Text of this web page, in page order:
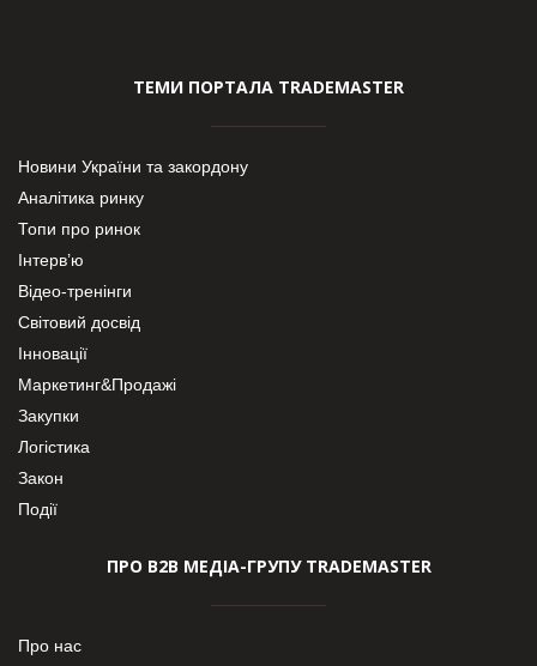
ТЕМИ ПОРТАЛА TRADEMASTER
Новини України та закордону
Аналітика ринку
Топи про ринок
Інтерв’ю
Відео-тренінги
Світовий досвід
Інновації
Маркетинг&Продажі
Закупки
Логістика
Закон
Події
ПРО В2В МЕДІА-ГРУПУ TRADEMASTER
Про нас